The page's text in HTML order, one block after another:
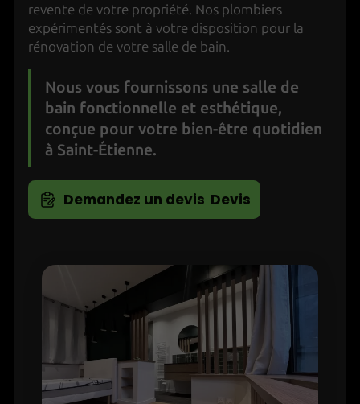
revente de votre propriété. Nos plombiers
expérimentés sont à votre disposition pour la
rénovation de votre salle de bain.
Nous vous fournissons une salle de
bain fonctionnelle et esthétique,
conçue pour votre bien-être quotidien
à Saint-Étienne.
Demandez un devis Devis